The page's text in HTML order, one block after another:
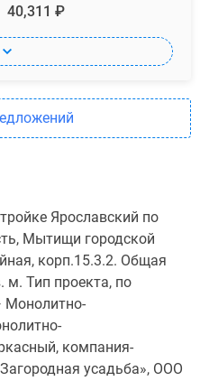
40,311 ₽
Ярославский по
Мытищи городской
корп.15.3.2. Общая
м. Тип проекта, по
Монолитно-
компания-
усадьба», ООО